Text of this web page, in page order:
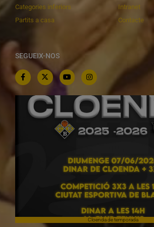
Categories inferiors
Partits a casa
Intranet
Contacte
SEGUEIX-NOS
Cloenda de temporada